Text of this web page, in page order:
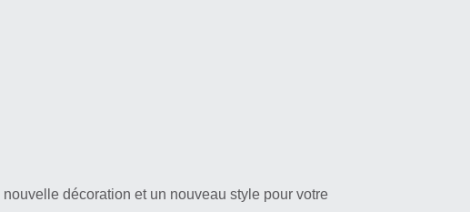
décoration et un nouveau style pour votre